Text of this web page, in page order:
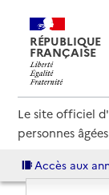
RÉPUBLIQUE
FRANÇAISE
Le site officiel
personnes
Accès aux